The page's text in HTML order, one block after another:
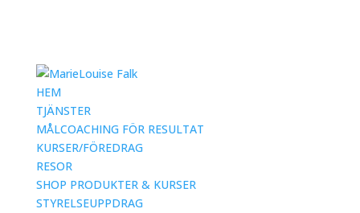
HEM
TJÄNSTER
MÅLCOACHING FÖR RESULTAT
KURSER/FÖREDRAG
RESOR
SHOP PRODUKTER & KURSER
STYRELSEUPPDRAG